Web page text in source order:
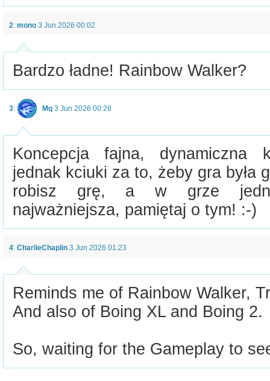
2: mono 3 Jun 2026 00:02
Bardzo ładne! Rainbow Walker?
3: Mq 3 Jun 2026 00:28
Koncepcja fajna, dynamiczna
jednak kciuki za to, żeby gra była
robisz grę, a w grze
najważniejsza, pamiętaj o tym! :-)
4: CharlieChaplin 3 Jun 2026 01:23
Reminds me of Rainbow Walker,
And also of Boing XL and Boing 2.
So, waiting for the Gameplay to